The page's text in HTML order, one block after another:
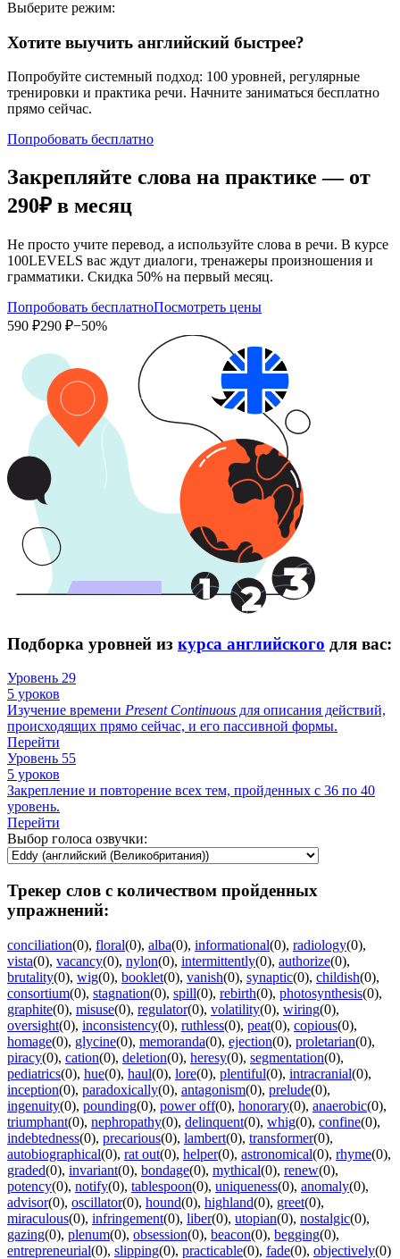
Выберите режим:
Хотите выучить английский быстрее?
Попробуйте системный подход: 100 уровней, регулярные
тренировки и практика речи. Начните заниматься бесплатно
прямо сейчас.
Попробовать бесплатно
Закрепляйте слова на практике — от
290₽ в месяц
Не просто учите перевод, а используйте слова в речи. В курсе
100LEVELS вас ждут диалоги, тренажеры произношения и
грамматики. Скидка 50% на первый месяц.
Попробовать бесплатноПосмотреть цены
590 ₽290 ₽−50%
Подборка уровней из курса английского для вас:
Уровень 29
5 уроков
Изучение времени Present Continuous для описания действий,
происходящих прямо сейчас, и его пассивной формы.
Перейти
Уровень 55
5 уроков
Закрепление и повторение всех тем, пройденных с 36 по 40
уровень.
Перейти
Выбор голоса озвучки:
Трекер слов с количеством пройденных
упражнений:
conciliation(0), floral(0), alba(0), informational(0), radiology(0),
vista(0), vacancy(0), nylon(0), intermittently(0), authorize(0),
brutality(0), wig(0), booklet(0), vanish(0), synaptic(0), childish(0),
consortium(0), stagnation(0), spill(0), rebirth(0), photosynthesis(0),
graphite(0), misuse(0), regulator(0), volatility(0), wiring(0),
oversight(0), inconsistency(0), ruthless(0), peat(0), copious(0),
homage(0), glycine(0), memoranda(0), ejection(0), proletarian(0),
piracy(0), cation(0), deletion(0), heresy(0), segmentation(0),
pediatrics(0), hue(0), haul(0), lore(0), plentiful(0), intracranial(0),
inception(0), paradoxically(0), antagonism(0), prelude(0),
ingenuity(0), pounding(0), power off(0), honorary(0), anaerobic(0),
triumphant(0), nephropathy(0), delinquent(0), whig(0), confine(0),
indebtedness(0), precarious(0), lambert(0), transformer(0),
autobiographical(0), rat out(0), helper(0), astronomical(0), rhyme(0),
graded(0), invariant(0), bondage(0), mythical(0), renew(0),
potency(0), notify(0), tablespoon(0), uniqueness(0), anomaly(0),
advisor(0), oscillator(0), hound(0), highland(0), greet(0),
miraculous(0), infringement(0), liber(0), utopian(0), nostalgic(0),
gazing(0), plenum(0), obsession(0), beacon(0), begging(0),
entrepreneurial(0), slipping(0), practicable(0), fade(0), objectively(0)